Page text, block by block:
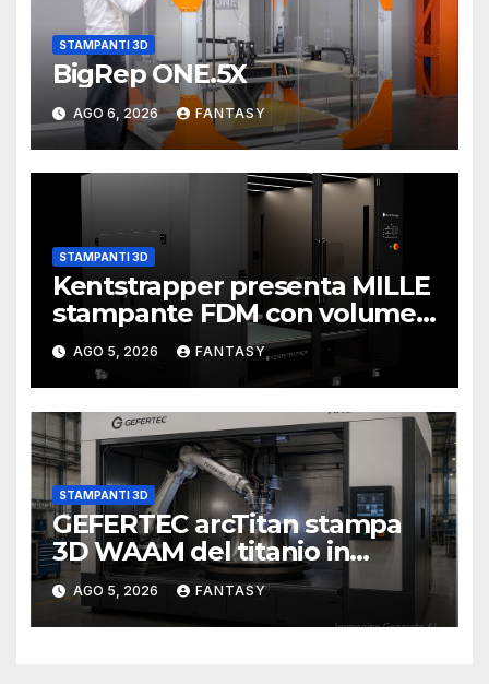
STAMPANTI 3D
BigRep ONE.5X
AGO 6, 2026 FANTASY
STAMPANTI 3D
Kentstrapper presenta MILLE
stampante FDM con volume
di stampa da un metro cubo
AGO 5, 2026 FANTASY
STAMPANTI 3D
GEFERTEC arcTitan stampa
3D WAAM del titanio in
camera inerte
AGO 5, 2026 FANTASY